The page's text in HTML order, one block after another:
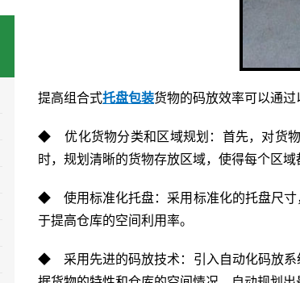
提高组合式托盘包装货物的码放效率可以通过
◆ 优化货物分类和区域规划：首先，对货物
时，规划清晰的货物存放区域，使得每个区
◆ 使用标准化托盘：采用标准化的托盘尺寸
于提高仓库的空间利用率。
◆ 采用先进的码放技术：引入自动化码放系